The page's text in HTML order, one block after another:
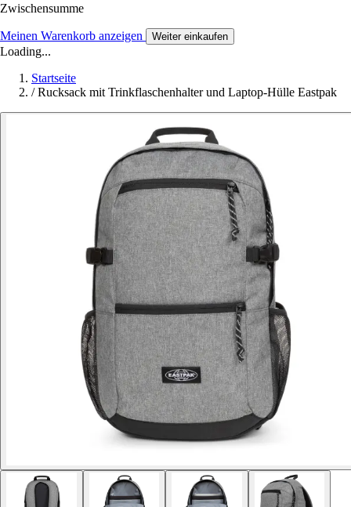
Zwischensumme
Meinen Warenkorb anzeigen Weiter einkaufen
Loading...
Startseite
/ Rucksack mit Trinkflaschenhalter und Laptop-Hülle Eastpak